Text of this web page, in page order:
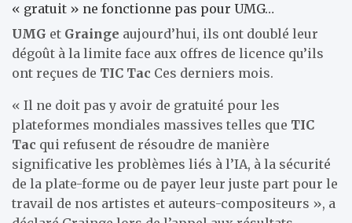
« gratuit » ne fonctionne pas pour UMG…
UMG et Grainge aujourd’hui, ils ont doublé leur
dégoût à la limite face aux offres de licence qu’ils
ont reçues de TIC Tac Ces derniers mois.
« Il ne doit pas y avoir de gratuité pour les
plateformes mondiales massives telles que TIC
Tac qui refusent de résoudre de manière
significative les problèmes liés à l’IA, à la sécurité
de la plate-forme ou de payer leur juste part pour le
travail de nos artistes et auteurs-compositeurs », a